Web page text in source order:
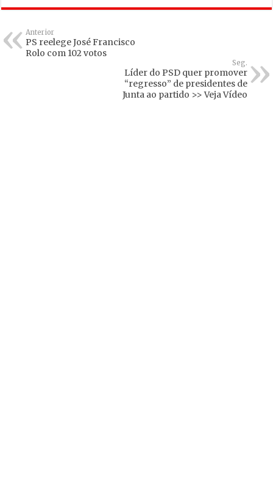
Anterior
PS reelege José Francisco
Rolo com 102 votos
Seg.
Líder do PSD quer promover
“regresso” de presidentes de
Junta ao partido >> Veja Vídeo